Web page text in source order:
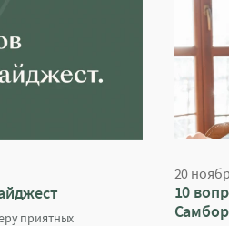
приятных
20
10